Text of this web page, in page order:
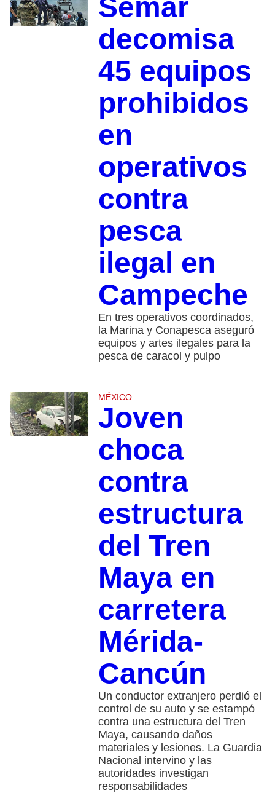
Semar
decomisa
45 equipos
prohibidos
en
operativos
contra
pesca
ilegal en
Campeche
En tres operativos coordinados,
la Marina y Conapesca aseguró
equipos y artes ilegales para la
pesca de caracol y pulpo
MÉXICO
Joven
choca
contra
estructura
del Tren
Maya en
carretera
Mérida-
Cancún
Un conductor extranjero perdió el
control de su auto y se estampó
contra una estructura del Tren
Maya, causando daños
materiales y lesiones. La Guardia
Nacional intervino y las
autoridades investigan
responsabilidades